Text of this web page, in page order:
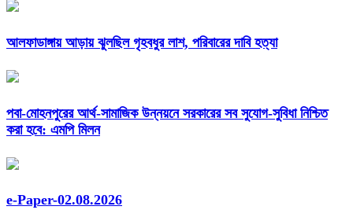
আলফাডাঙ্গায় আড়ায় ঝুলছিল গৃহবধুর লাশ, পরিবারের দাবি হত্যা
পবা-মোহনপুরের আর্থ-সামাজিক উন্নয়নে সরকারের সব সুযোগ-সুবিধা নিশ্চিত
করা হবে: এমপি মিলন
e-Paper-02.08.2026